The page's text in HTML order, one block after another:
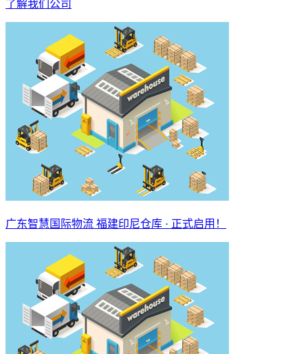
了解我们公司
广东智慧国际物流 福建印尼仓库 · 正式启用！